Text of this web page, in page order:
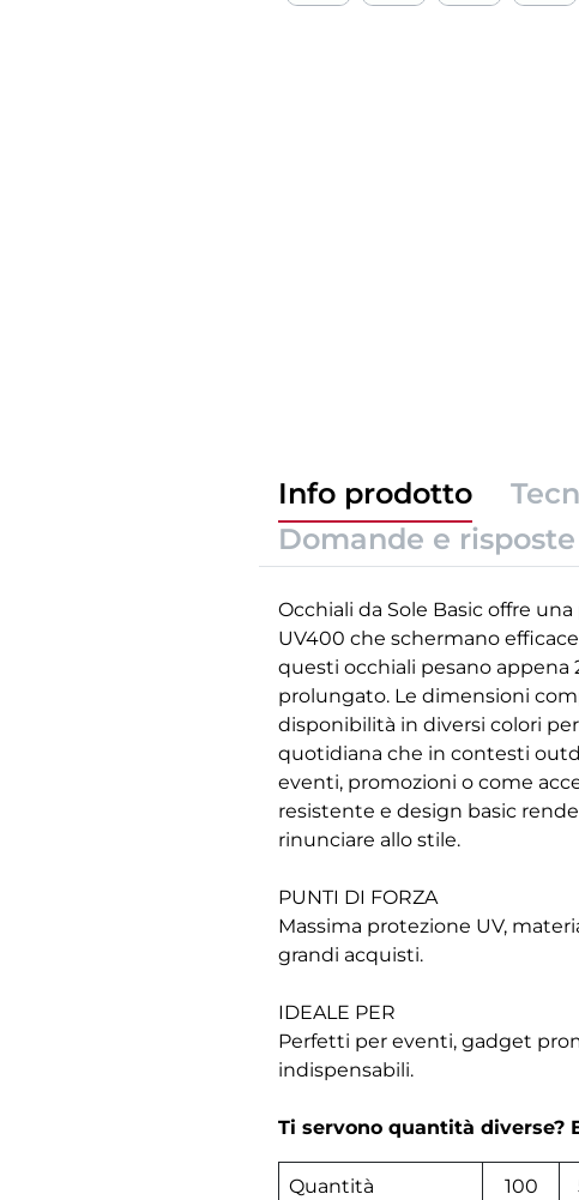
Info prodotto
Domande e risposte
Occhiali da Sole Basic offre
UV400 che schermano
questi occhiali pesano appena
prolungato. Le dimensioni
disponibilità in diversi colori
quotidiana che in contesti
eventi, promozioni o come
resistente e design basic
rinunciare allo stile.
PUNTI DI FORZA
Massima protezione UV,
grandi acquisti.
IDEALE PER
Perfetti per eventi, gadget
indispensabili.
Ti servono quantità diverse?
Quantità 100